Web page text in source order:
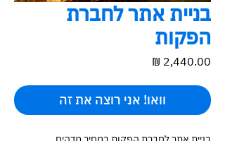
בניית אתר לחברת
הפקות
וואו! אני רוצה את זה